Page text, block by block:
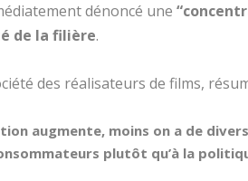
dénoncé une
de la filière.
des réalisateurs de films,
augmente, moins on a de
plutôt qu’à la